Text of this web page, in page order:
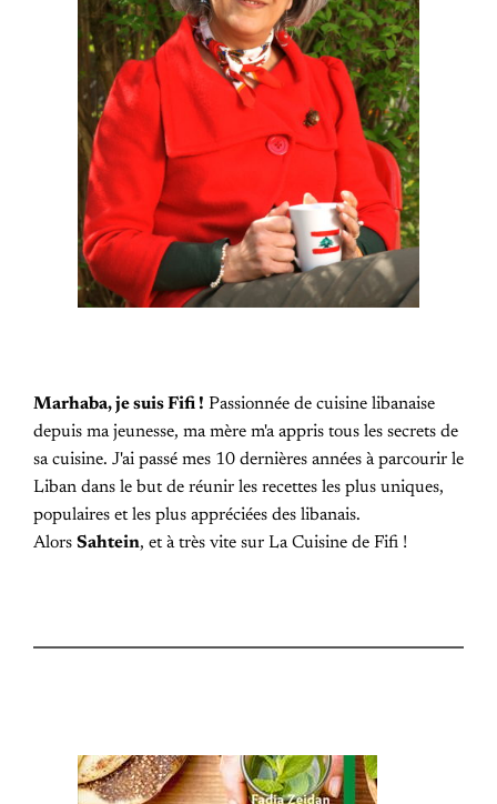
Marhaba, je suis Fifi ! Passionnée de cuisine libanaise
depuis ma jeunesse, ma mère m'a appris tous les secrets de
sa cuisine. J'ai passé mes 10 dernières années à parcourir le
Liban dans le but de réunir les recettes les plus uniques,
populaires et les plus appréciées des libanais.
Alors Sahtein, et à très vite sur La Cuisine de Fifi !